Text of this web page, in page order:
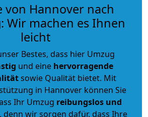
von Hannover nach
Wir machen es Ihnen
leicht
Bestes, dass hier Umzug
und eine hervorragende
sowie Qualität bietet. Mit
in Hannover können Sie
Ihr Umzug reibungslos und
wir sorgen dafür, dass Ihre